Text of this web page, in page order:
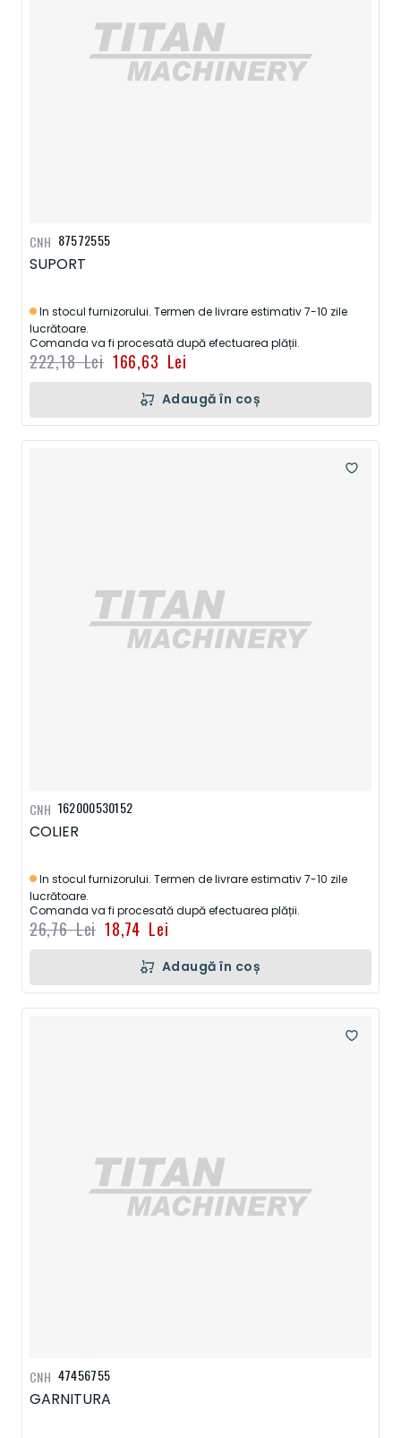
87572555
SUPORT
In stocul furnizorului. Termen de livrare estimativ 7-10 zile
lucrătoare.
Comanda va fi procesată după efectuarea plății.
166,63 Lei
222,18 Lei
CNH
Adaugă în coș
162000530152
COLIER
In stocul furnizorului. Termen de livrare estimativ 7-10 zile
lucrătoare.
Comanda va fi procesată după efectuarea plății.
18,74 Lei
26,76 Lei
CNH
Adaugă în coș
47456755
GARNITURA
CNH